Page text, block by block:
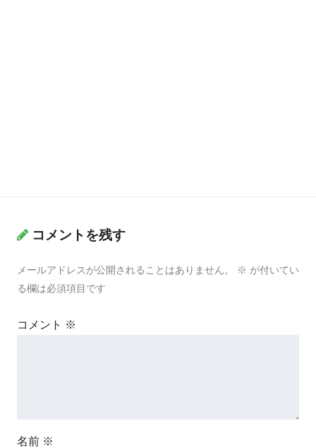
コメントを残す
メールアドレスが公開されることはありません。 ※ が付いてい
る欄は必須項目です
コメント ※
名前 ※